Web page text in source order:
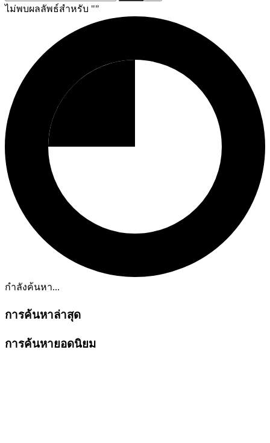
ไม่พบผลลัพธ์สำหรับ ""
กำลังค้นหา...
การค้นหาล่าสุด
การค้นหายอดนิยม